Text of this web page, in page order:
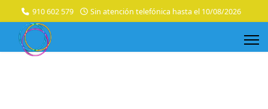
910 602 579 Sin atención telefónica hasta el 10/08/2026